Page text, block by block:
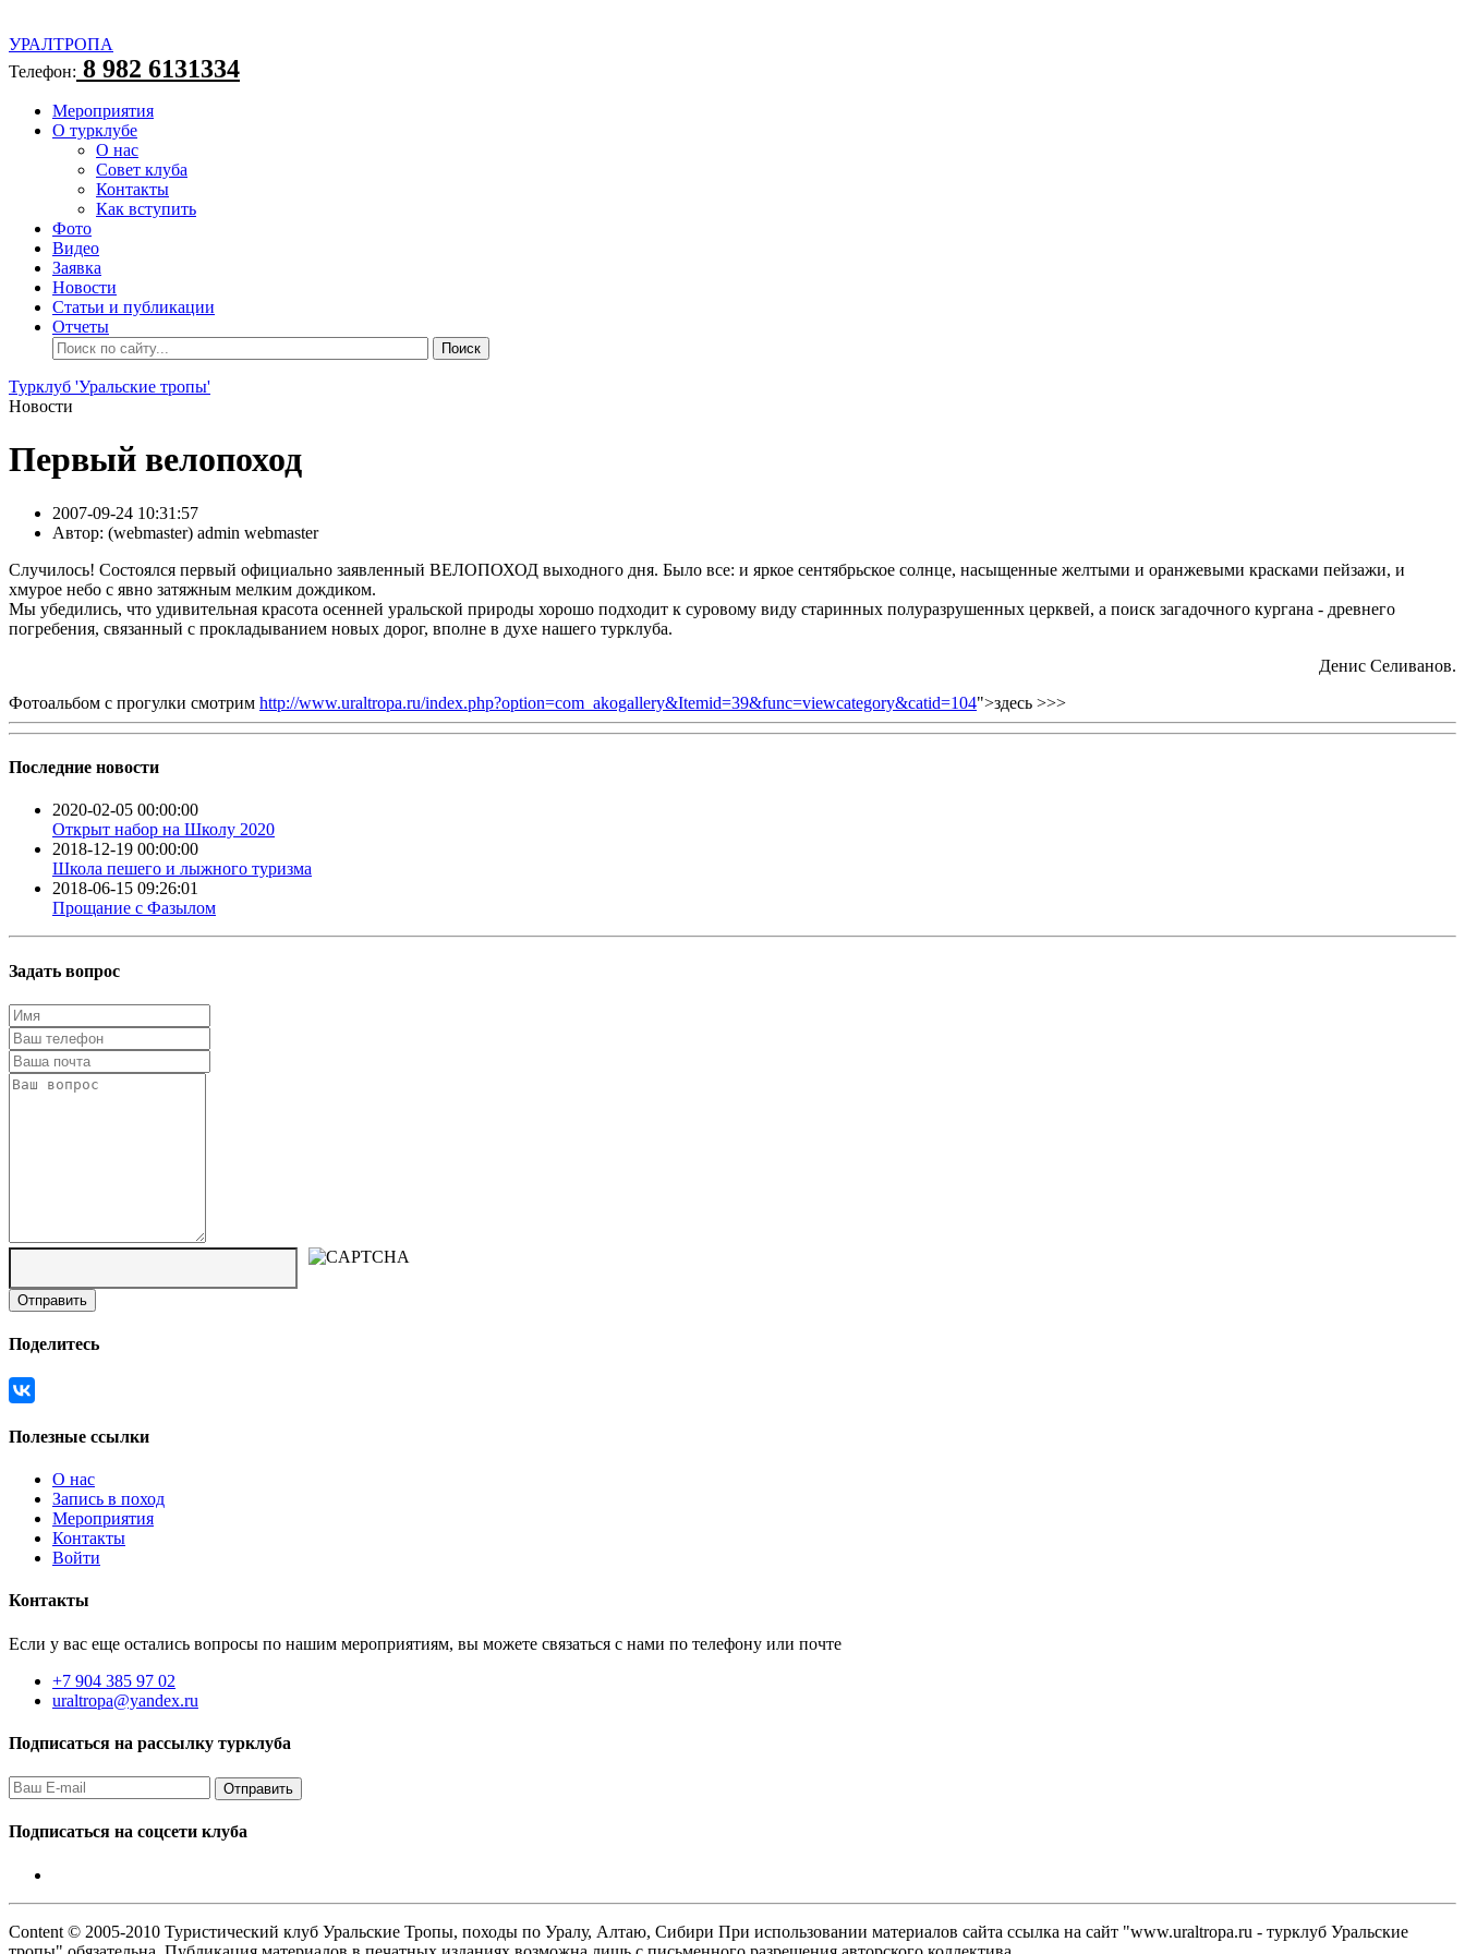
УРАЛТРОПА
Телефон: 8 982 6131334
Мероприятия
О турклубе
О нас
Совет клуба
Контакты
Как вступить
Фото
Видео
Заявка
Новости
Статьи и публикации
Отчеты
Турклуб 'Уральские тропы'
Новости
Первый велопоход
2007-09-24 10:31:57
Автор: ( webmaster) admin webmaster
Случилось! Состоялся первый официально заявленный ВЕЛОПОХОД выходного дня. Было все: и яркое сентябрьское солнце, насыщенные желтыми и оранжевыми красками пейзажи, и
хмурое небо с явно затяжным мелким дождиком.
Мы убедились, что удивительная красота осенней уральской природы хорошо подходит к суровому виду старинных полуразрушенных церквей, а поиск загадочного кургана - древнего
погребения, связанный с прокладыванием новых дорог, вполне в духе нашего турклуба.
Денис Селиванов.
Фотоальбом с прогулки смотрим http://www.uraltropa.ru/index.php?option=com_akogallery&Itemid=39&func=viewcategory&catid=104">здесь >>>
Последние новости
2020-02-05 00:00:00
Открыт набор на Школу 2020
2018-12-19 00:00:00
Школа пешего и лыжного туризма
2018-06-15 09:26:01
Прощание с Фазылом
Задать вопрос
Поделитесь
Полезные ссылки
О нас
Запись в поход
Мероприятия
Контакты
Войти
Контакты
Если у вас еще остались вопросы по нашим мероприятиям, вы можете связаться с нами по телефону или почте
+7 904 385 97 02
uraltropa@yandex.ru
Подписаться на рассылку турклуба
Подписаться на соцсети клуба
Content © 2005-2010 Туристический клуб Уральские Тропы, походы по Уралу, Алтаю, Сибири При использовании материалов сайта ссылка на сайт "www.uraltropa.ru - турклуб Уральские